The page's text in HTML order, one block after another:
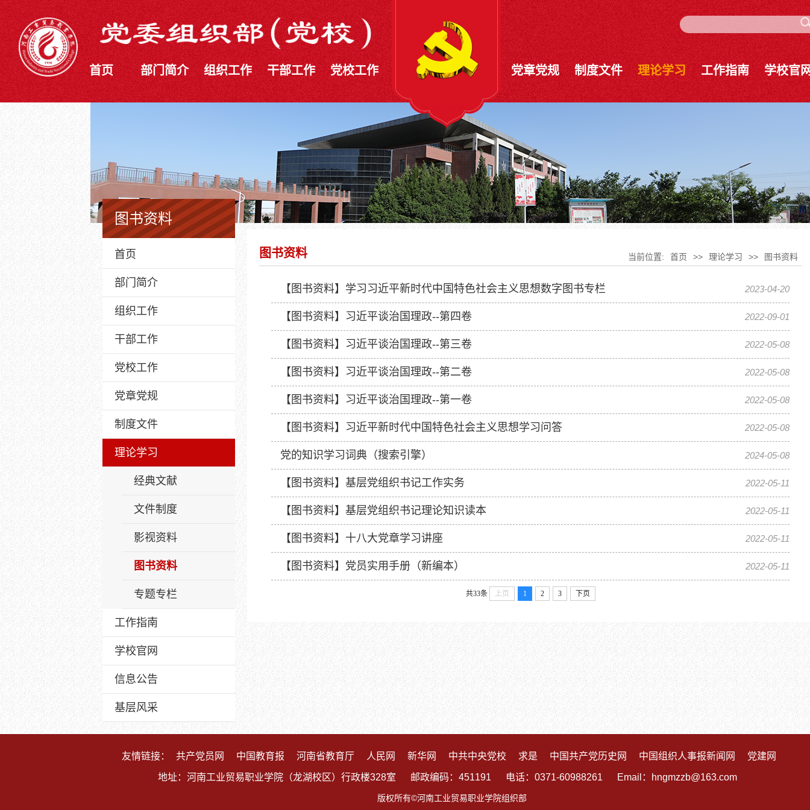
首页 部门简介 组织工作 干部工作 党校工作 党章党规 制度文件 理论学习 工作指南 学校官
图书资料
首页
部门简介
组织工作
干部工作
党校工作
党章党规
制度文件
理论学习
经典文献
文件制度
影视资料
图书资料
专题专栏
工作指南
学校官网
信息公告
基层风采
图书资料 当前位置: 首页 >> 理论学习 >> 图书资料
【图书资料】学习习近平新时代中国特色社会主义思想数字图书专栏 2023-04-20
【图书资料】习近平谈治国理政--第四卷 2022-09-01
【图书资料】习近平谈治国理政--第三卷 2022-05-08
【图书资料】习近平谈治国理政--第二卷 2022-05-08
【图书资料】习近平谈治国理政--第一卷 2022-05-08
【图书资料】习近平新时代中国特色社会主义思想学习问答 2022-05-08
党的知识学习词典（搜索引擎） 2024-05-08
【图书资料】基层党组织书记工作实务 2022-05-11
【图书资料】基层党组织书记理论知识读本 2022-05-11
【图书资料】十八大党章学习讲座 2022-05-11
【图书资料】党员实用手册（新编本） 2022-05-11
共33条 上页 1 2 3 下页
友情链接： 共产党员网 中国教育报 河南省教育厅 人民网 新华网 中共中央党校 求是 中国共产党历史网 中国组织人事报新闻网 党建网
地址：河南工业贸易职业学院（龙湖校区）行政楼328室 邮政编码：451191 电话：0371-60988261 Email：hngmzzb@163.com
版权所有©河南工业贸易职业学院组织部